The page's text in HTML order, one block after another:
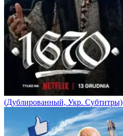
(Дублированный, Укр. Субтитры)